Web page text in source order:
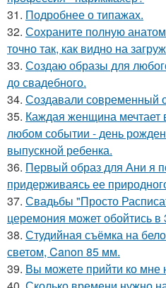
31. Подробнее о типажах.
32. Сохраните полную
точно так, как видно на
33. Создаю образы для
до свадебного.
34. Создавали современный
35. Каждая женщина мечтает
любом событии - день
выпускной ребенка.
36. Первый образ для Ани я
придерживаясь ее
37. Свадьбы "Просто
церемония может обойтись в
38. Студийная съёмка на
светом, Canon 85 мм.
39. Вы можете прийти ко мне